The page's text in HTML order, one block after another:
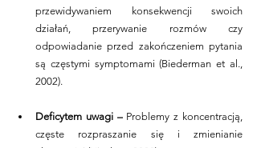
przewidywaniem konsekwencji swoich
działań, przerywanie rozmów czy
odpowiadanie przed zakończeniem pytania
są częstymi symptomami (Biederman et al.,
2002).
Deficytem uwagi – Problemy z koncentracją,
częste rozpraszanie się i zmienianie